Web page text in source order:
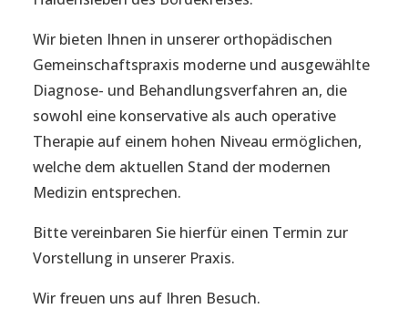
Wir bieten Ihnen in unserer orthopädischen
Gemeinschaftspraxis moderne und ausgewählte
Diagnose- und Behandlungsverfahren an, die
sowohl eine konservative als auch operative
Therapie auf einem hohen Niveau ermöglichen,
welche dem aktuellen Stand der modernen
Medizin entsprechen.
Bitte vereinbaren Sie hierfür einen Termin zur
Vorstellung in unserer Praxis.
Wir freuen uns auf Ihren Besuch.